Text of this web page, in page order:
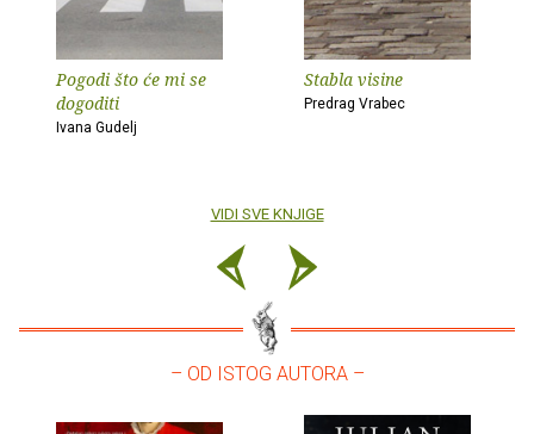
Pogodi što će mi se
dogoditi
Ivana Gudelj
Stabla visine
Predrag Vrabec
VIDI SVE KNJIGE
– OD ISTOG AUTORA –